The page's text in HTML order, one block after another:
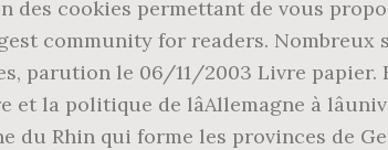
cookies permettant de vous
community for readers.
parution le 06/11/2003 Livre
et la politique de lâAllemagne à
du Rhin qui forme les provinces de